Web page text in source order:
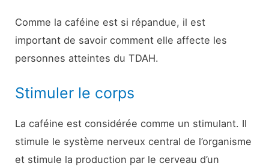
Comme la caféine est si répandue, il est
important de savoir comment elle affecte les
personnes atteintes du TDAH.
Stimuler le corps
La caféine est considérée comme un stimulant. Il
stimule le système nerveux central de l’organisme
et stimule la production par le cerveau d’un